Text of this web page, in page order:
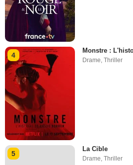
4
Monstre :
Drame ,Thriller
5
La Cible
Drame,Thriller